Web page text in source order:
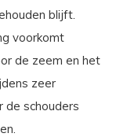
blijft.
voorkomt
de zeem en het
zeer
de schouders